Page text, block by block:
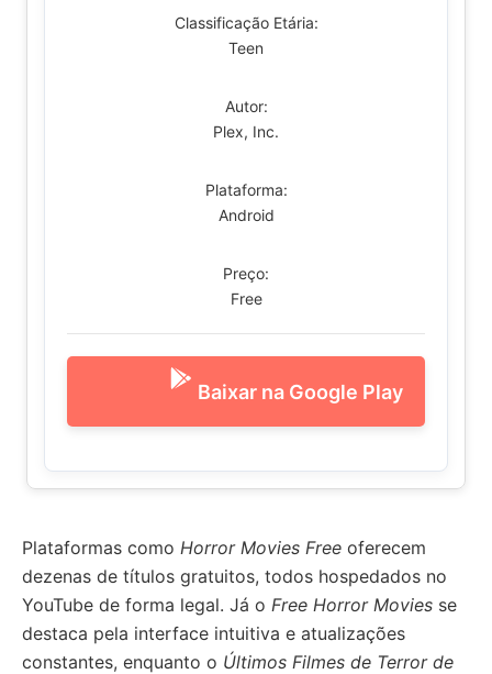
Classificação Etária:
Teen
Autor:
Plex, Inc.
Plataforma:
Android
Preço:
Free
Baixar na Google Play
Plataformas como Horror Movies Free oferecem
dezenas de títulos gratuitos, todos hospedados no
YouTube de forma legal. Já o Free Horror Movies se
destaca pela interface intuitiva e atualizações
constantes, enquanto o Últimos Filmes de Terror de